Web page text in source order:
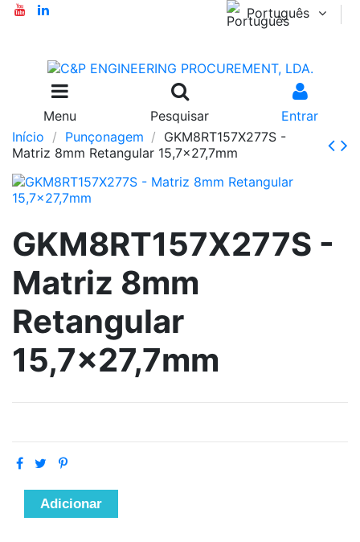
Português
Menu Pesquisar
Entrar
Início
Punçonagem
GKM8RT157X277S -
Matriz 8mm Retangular 15,7x27,7mm
GKM8RT157X277S -
Matriz 8mm
Retangular
15,7x27,7mm
Adicionar